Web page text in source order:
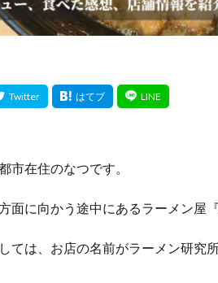
市在住のなつです。
面に向かう途中にあるラーメン屋『
ては、お店の名前がラーメン研究